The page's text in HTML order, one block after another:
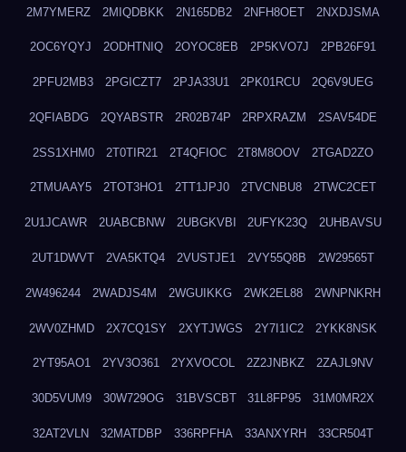
2M7YMERZ 2MIQDBKK 2N165DB2 2NFH8OET 2NXDJSMA
2OC6YQYJ 2ODHTNIQ 2OYOC8EB 2P5KVO7J 2PB26F91
2PFU2MB3 2PGICZT7 2PJA33U1 2PK01RCU 2Q6V9UEG
2QFIABDG 2QYABSTR 2R02B74P 2RPXRAZM 2SAV54DE
2SS1XHM0 2T0TIR21 2T4QFIOC 2T8M8OOV 2TGAD2ZO
2TMUAAY5 2TOT3HO1 2TT1JPJ0 2TVCNBU8 2TWC2CET
2U1JCAWR 2UABCBNW 2UBGKVBI 2UFYK23Q 2UHBAVSU
2UT1DWVT 2VA5KTQ4 2VUSTJE1 2VY55Q8B 2W29565T
2W496244 2WADJS4M 2WGUIKKG 2WK2EL88 2WNPNKRH
2WV0ZHMD 2X7CQ1SY 2XYTJWGS 2Y7I1IC2 2YKK8NSK
2YT95AO1 2YV3O361 2YXVOCOL 2Z2JNBKZ 2ZAJL9NV
30D5VUM9 30W729OG 31BVSCBT 31L8FP95 31M0MR2X
32AT2VLN 32MATDBP 336RPFHA 33ANXYRH 33CR504T